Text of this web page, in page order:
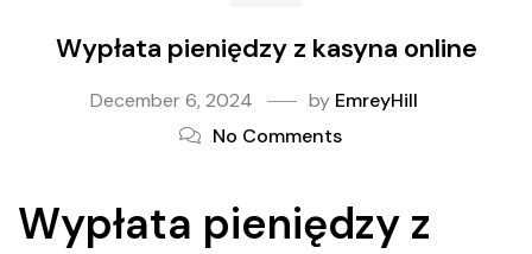
Wypłata pieniędzy z kasyna online
December 6, 2024 by EmreyHill
No Comments
Wypłata pieniędzy z